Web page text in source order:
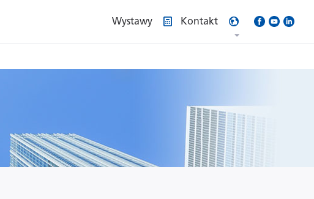
Wystawy Kontakt